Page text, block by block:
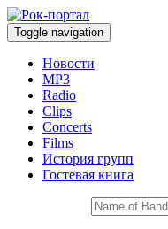
Toggle navigation
Новости
MP3
Radio
Clips
Concerts
Films
История групп
Гостевая книга